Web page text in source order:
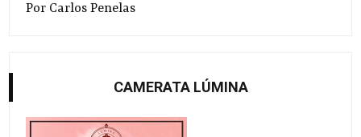
Por Carlos Penelas
CAMERATA LÚMINA